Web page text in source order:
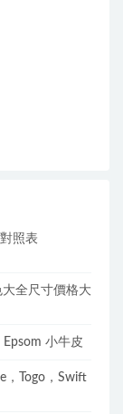
照表
全尺寸價格大
小牛皮
，Togo，Swift